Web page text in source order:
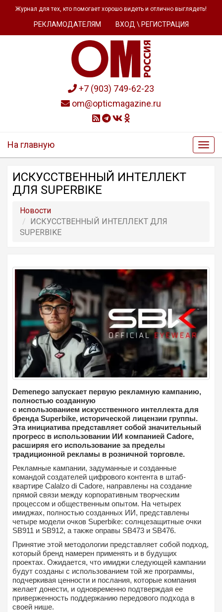
Журнал для тех, кто помогает хорошо видеть и отлично выглядеть!
РЕКЛАМОДАТЕЛЯМ ВХОД \ РЕГИСТРАЦИЯ
+7 (903) 749-62-23
om@opticmagazine.ru
На главную
ИСКУССТВЕННЫЙ ИНТЕЛЛЕКТ
ДЛЯ SUPERBIKE
Новости
ИСКУССТВЕННЫЙ ИНТЕЛЛЕКТ ДЛЯ
SUPERBIKE
Demenego запускает первую рекламную кампанию,
полностью созданную
с использованием искусственного интеллекта для
бренда Superbike, исторической лицензии группы.
Эта инициатива представляет собой значительный
прогресс в использовании ИИ компанией Cadore,
расширяя его использование за пределы
традиционной рекламы в розничной торговле.
Рекламные кампании, задуманные и созданные
командой создателей цифрового контента в штаб-
квартире Calalzo di Cadore, направлены на создание
прямой связи между корпоративным творческим
процессом и общественным опытом. На четырех
имиджах, полностью созданных ИИ, представлены
четыре модели очков Superbike: солнцезащитные очки
SB911 и SB912, а также оправы SB473 и SB476.
Принятие этой методологии представляет собой подход,
который бренд намерен применять и в будущих
проектах. Ожидается, что имиджи следующей кампании
будут созданы с использованием той же программы,
подчеркивая ценности и послания, которые компания
желает донести, и одновременно подтверждая ее
приверженность поддержанию передового подхода в
своей нише.